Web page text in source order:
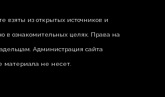
взяты из открытых источников и
в ознакомительных целях. Права на
Администрация сайта
материала не несет.